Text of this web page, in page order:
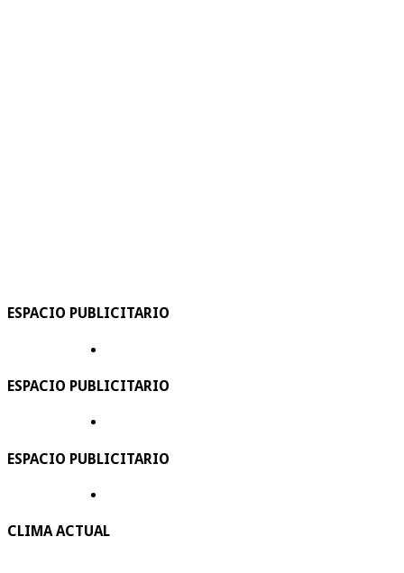
ESPACIO PUBLICITARIO
ESPACIO PUBLICITARIO
ESPACIO PUBLICITARIO
CLIMA ACTUAL